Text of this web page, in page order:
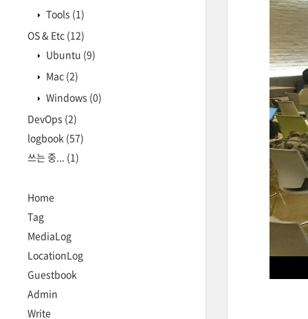
Tools (1)
OS & Etc (12)
Ubuntu (9)
Mac (2)
Windows (0)
DevOps (2)
logbook (57)
쓰는 중... (1)
Home
Tag
MediaLog
LocationLog
Guestbook
Admin
Write